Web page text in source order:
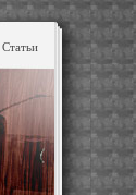
Статьи